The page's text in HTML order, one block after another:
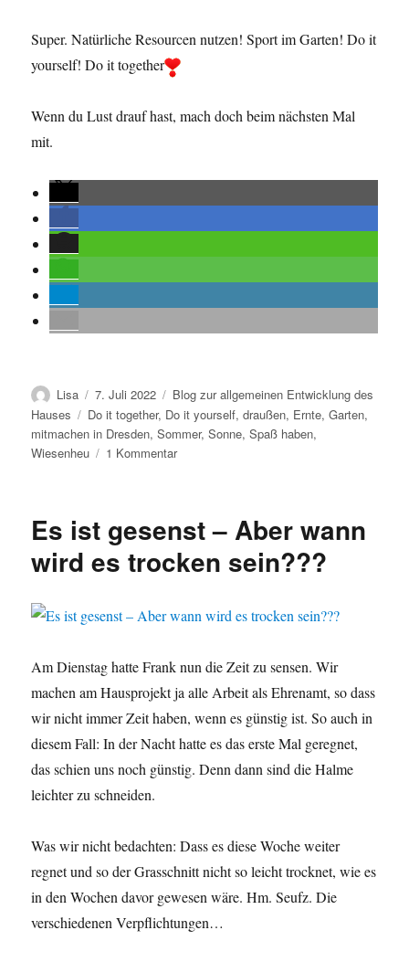
Super. Natürliche Resourcen nutzen! Sport im Garten! Do it
yourself! Do it together
Wenn du Lust drauf hast, mach doch beim nächsten Mal
mit.
Autor
Lisa
Veröffentlicht
am
7. Juli 2022 Kategorien
Blog zur allgemeinen Entwicklung des
Hauses
Schlagwörter
Do it together, Do it yourself,draußen, Ernte,Garten,
mitmachen in Dresden,Sommer,Sonne,Spaß haben,
Wiesenheu
1 Kommentarzu
ist
Es ist gesenst – Aber wann
wird es trocken sein???
Am Dienstag hatte Frank nun die Zeit zu sensen. Wir
machen am Hausprojekt ja alle Arbeit als Ehrenamt, so dass
wir nicht immer Zeit haben, wenn es günstig ist. So auch in
diesem Fall: In der Nacht hatte es das erste Mal geregnet,
das schien uns noch günstig. Denn dann sind die Halme
leichter zu schneiden.
Was wir nicht bedachten: Dass es diese Woche weiter
regnet und so der Grasschnitt nicht so leicht trocknet, wie es
in den Wochen davor gewesen wäre. Hm. Seufz. Die
verschiedenen Verpflichtungen…